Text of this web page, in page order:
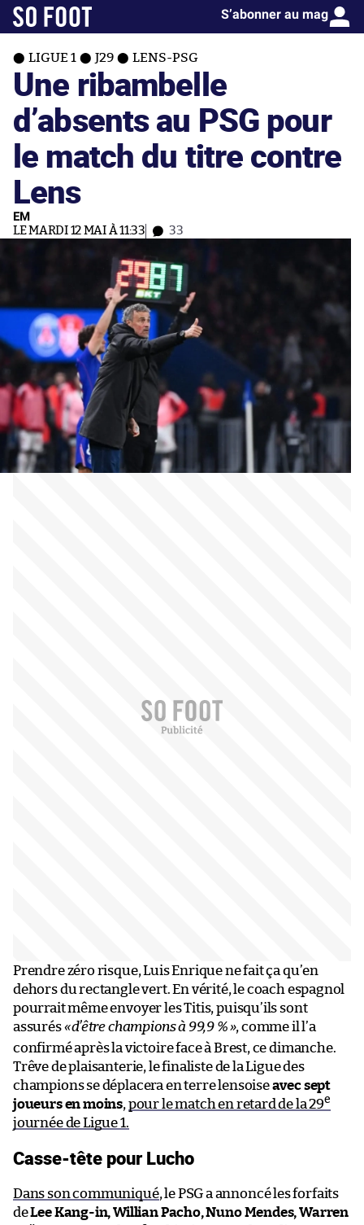
S’abonner au mag
LIGUE 1 J29 LENS-PSG
Une ribambelle
d’absents au PSG pour
le match du titre contre
Lens
EM
LE MARDI 12 MAI À 11:33 33
Prendre zéro risque, Luis Enrique ne fait ça qu’en
dehors du rectangle vert. En vérité, le coach espagnol
pourrait même envoyer les Titis, puisqu’ils sont
assurés«d’être champions à 99,9 %», comme il l’a
confirmé après la victoire face à Brest, ce dimanche.
Trêve de plaisanterie, le finaliste de la Ligue des
champions se déplacera en terre lensoiseavec sept
joueurs en moins, pour le match en retard de la 29e
journée de Ligue 1.
Casse-tête pour Lucho
Dans son communiqué, le PSG a annoncé les forfaits
deLee Kang-in, Willian Pacho, Nuno Mendes, Warren